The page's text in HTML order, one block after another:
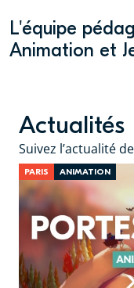
L'équipe
Animation et
Actualités
Suivez l’actualité
PARIS ANIMATION